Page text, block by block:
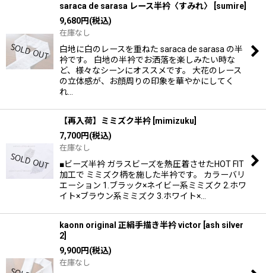
saraca de sarasa レース半衿〈すみれ〉 sumire
9,680円(税込)
在庫なし
白地に白のレースを重ねた saraca de sarasa の半
衿です。 白地の半衿でお洒落を楽しみたい時な
ど、様々なシーンにオススメです。 大花のレース
の立体感が、お顔周りの印象を華やかにしてく
れ…
【再入荷】ミミズク半衿 mimizuku
7,700円(税込)
在庫なし
■ビーズ半衿 ガラスビーズを熱圧着させたHOT FIT
加工で ミミズク柄を施した半衿です。 カラーバリ
エーション 1.ブラック×ネイビー系ミミズク 2.ホワ
イト×ブラウン系ミミズク 3.ホワイト×…
kaonn original 正絹手描き半衿 victor ash silver
2
9,900円(税込)
在庫なし